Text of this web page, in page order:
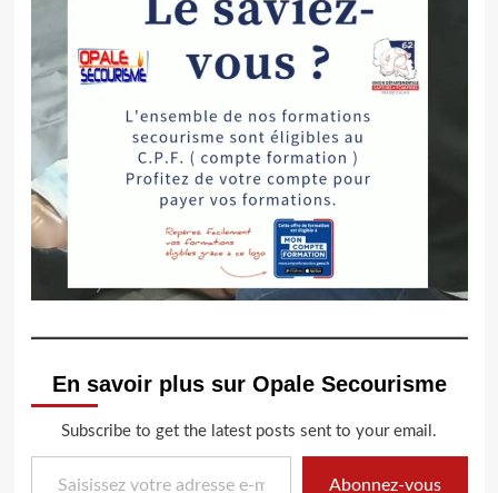
En savoir plus sur Opale Secourisme
Subscribe to get the latest posts sent to your email.
Saisissez votre adresse e-mail…
Abonnez-vous